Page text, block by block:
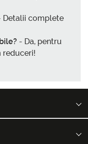
Detalii complete
- Da, pentru